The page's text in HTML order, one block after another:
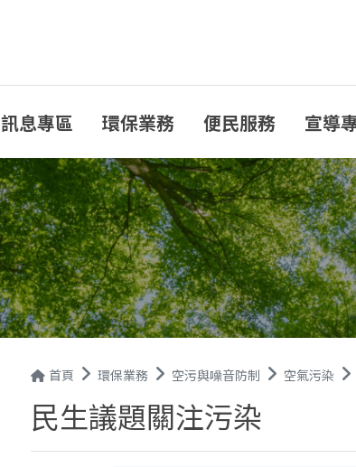
訊息專區 環保業務 便民服務 宣導
首頁 環保業務 空污與噪音防制 空氣污染
民生議題關注污染